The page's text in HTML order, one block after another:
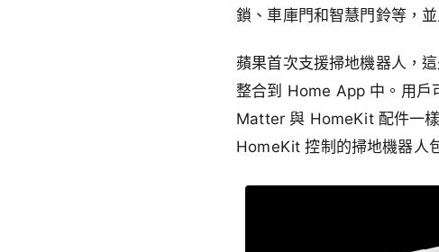
鎖、車庫門和智慧門鈴等，
蘋果首次支援掃地機器人，
整合到 Home App 中。用戶
Matter 與 HomeKit 配件一
HomeKit 控制的掃地機器人